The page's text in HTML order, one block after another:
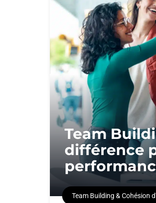
Team
différence
Team Building & Cohésion